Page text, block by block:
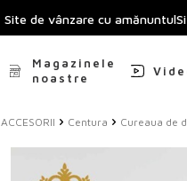
Site de vânzare cu
Magazinele
noastre
ACCESORII Centura Cureaua de